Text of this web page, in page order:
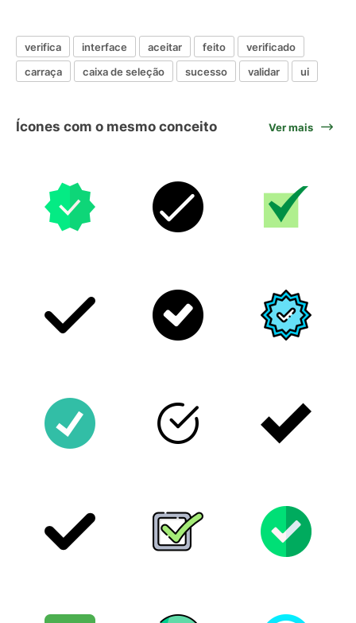
verifica interface aceitar feito
verificado
carraça
caixa de seleção sucesso validar ui
Ícones com o mesmo conceito Ver mais